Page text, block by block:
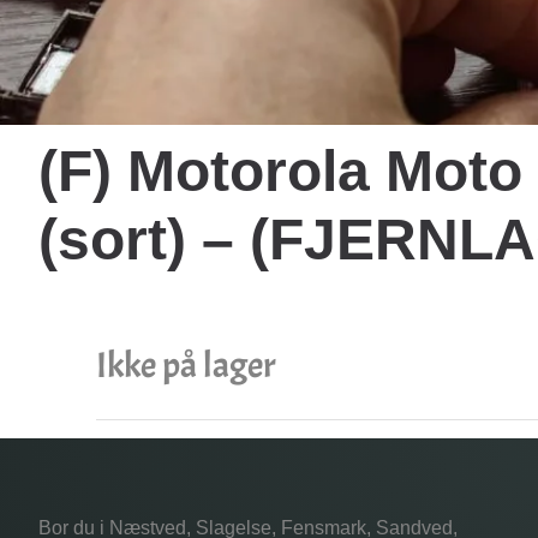
(F) Motorola
(sort) –
Ikke på lager
Bor du i Næstved, Slagelse, Fensmark, Sandved,